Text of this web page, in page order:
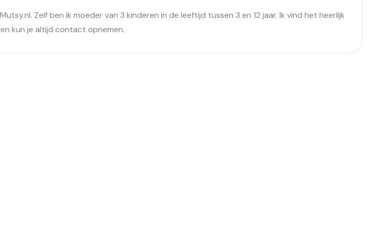
Zelf ben ik moeder van 3 kinderen in de leeftijd tussen 3 en 12 jaar. Ik vind het heerlijk
kun je altijd contact opnemen.